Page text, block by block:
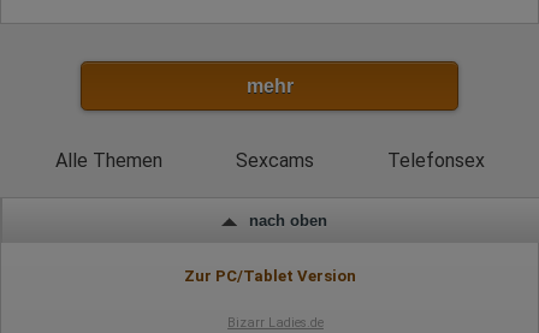
mehr
Alle Themen Sexcams Telefonsex
nach oben
Zur PC/Tablet Version
Bizarr Ladies.de